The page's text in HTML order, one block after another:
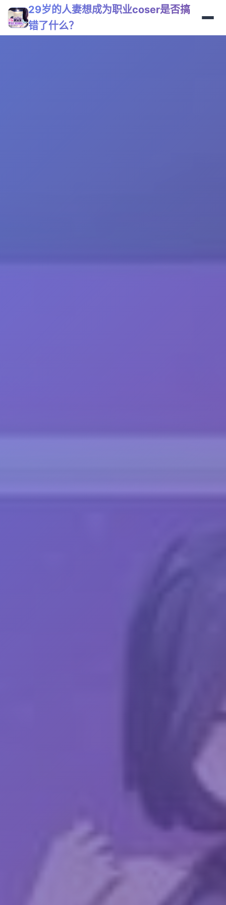
29岁的人妻想成为职业coser是否搞
错了什么？